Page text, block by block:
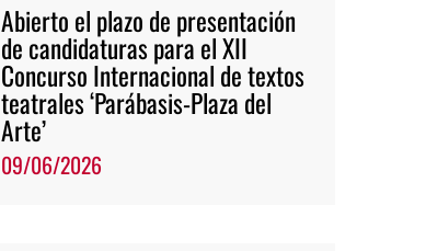
Abierto el plazo de presentación
de candidaturas para el XII
Concurso Internacional de textos
teatrales ‘Parábasis-Plaza del
Arte’
09/06/2026